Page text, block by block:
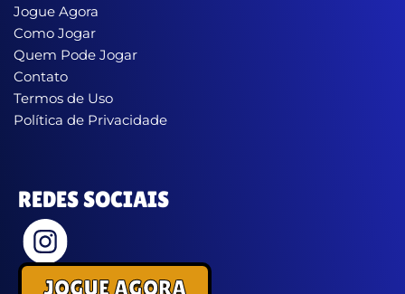
Jogue Agora
Como Jogar
Quem Pode Jogar
Contato
Termos de Uso
Política de Privacidade
REDES SOCIAIS
JOGUE AGORA